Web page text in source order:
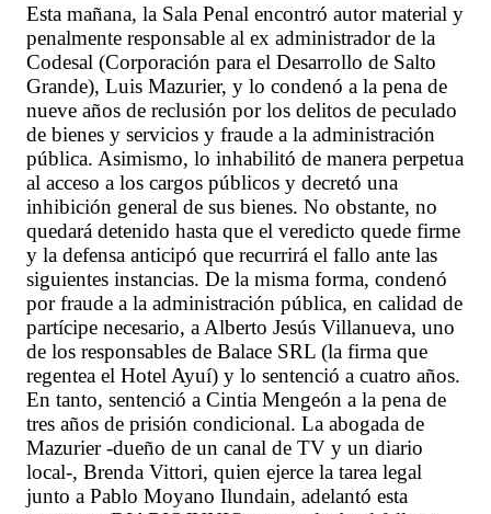
Esta mañana, la Sala Penal encontró autor material y
penalmente responsable al ex administrador de la
Codesal (Corporación para el Desarrollo de Salto
Grande), Luis Mazurier, y lo condenó a la pena de
nueve años de reclusión por los delitos de peculado
de bienes y servicios y fraude a la administración
pública. Asimismo, lo inhabilitó de manera perpetua
al acceso a los cargos públicos y decretó una
inhibición general de sus bienes. No obstante, no
quedará detenido hasta que el veredicto quede firme
y la defensa anticipó que recurrirá el fallo ante las
siguientes instancias. De la misma forma, condenó
por fraude a la administración pública, en calidad de
partícipe necesario, a Alberto Jesús Villanueva, uno
de los responsables de Balace SRL (la firma que
regentea el Hotel Ayuí) y lo sentenció a cuatro años.
En tanto, sentenció a Cintia Mengeón a la pena de
tres años de prisión condicional. La abogada de
Mazurier -dueño de un canal de TV y un diario
local-, Brenda Vittori, quien ejerce la tarea legal
junto a Pablo Moyano Ilundain, adelantó esta